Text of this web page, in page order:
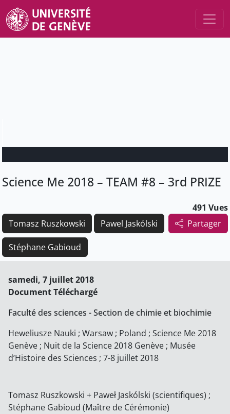
Science Me 2018 – TEAM #8 – 3rd PRIZE
491 Vues
Partager
Tomasz Ruszkowski Pawel Jaskólski
Stéphane Gabioud
samedi, 7 juillet 2018
Document Téléchargé
Faculté des sciences - Section de chimie et biochimie
Heweliusze Nauki ; Warsaw ; Poland ; Science Me 2018
Genève ; Nuit de la Science 2018 Genève ; Musée
d’Histoire des Sciences ; 7-8 juillet 2018
Tomasz Ruszkowski + Paweł Jaskólski (scientifiques) ;
Stéphane Gabioud (Maître de Cérémonie)